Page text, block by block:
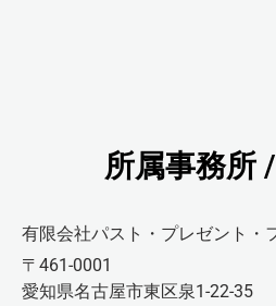
所属事務所
有限会社パスト・プレゼント・
〒461-0001
愛知県名古屋市東区泉1-22-35